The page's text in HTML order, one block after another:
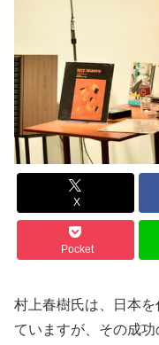
X
Pocket
村上春樹氏は、日本
ていますが、その成